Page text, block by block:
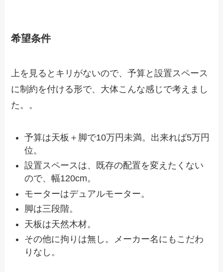
希望条件
上を見るとキリがないので、予算と設置スペース
に制約を付ける形で、大体こんな感じで考えまし
た。。
予算は天板＋脚で10万円未満。出来れば5万円
位。
設置スペースは、既存の配置を変えたくない
ので、幅120cm。
モーターはデュアルモーター。
脚は三段階。
天板は天然木材。
その他に拘りは無し。メーカー名にもこだわ
りなし。